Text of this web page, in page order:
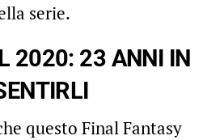
serie.
2020: 23 ANNI IN
questo Final Fantasy